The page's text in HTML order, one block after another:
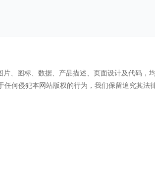
图标、数据、产品描述、页面设计及代码，
何侵犯本网站版权的行为，我们保留追究其